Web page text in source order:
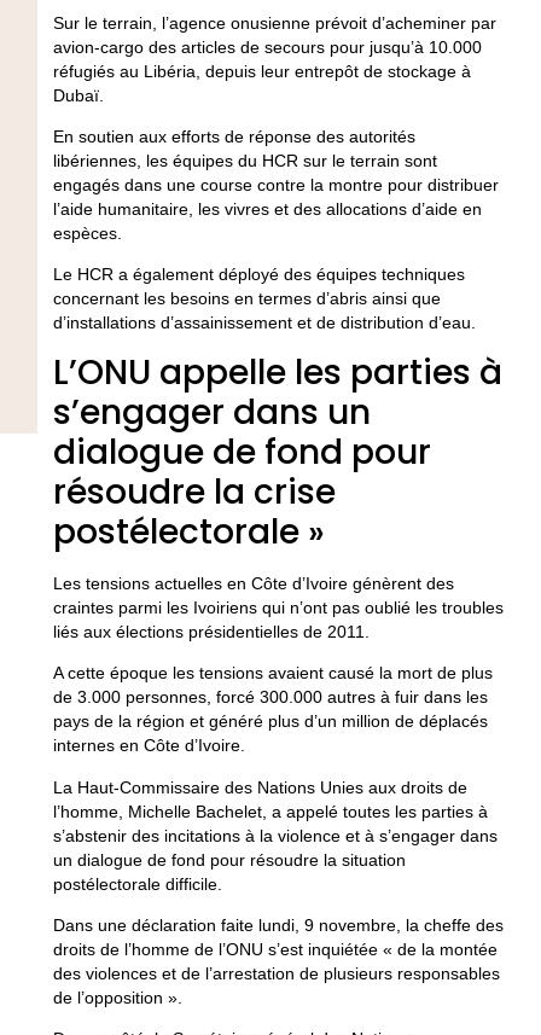
Sur le terrain, l’agence onusienne prévoit d’acheminer par
avion-cargo des articles de secours pour jusqu’à 10.000
réfugiés au Libéria, depuis leur entrepôt de stockage à
Dubaï.
En soutien aux efforts de réponse des autorités
libériennes, les équipes du HCR sur le terrain sont
engagés dans une course contre la montre pour distribuer
l’aide humanitaire, les vivres et des allocations d’aide en
espèces.
Le HCR a également déployé des équipes techniques
concernant les besoins en termes d’abris ainsi que
d’installations d’assainissement et de distribution d’eau.
L’ONU appelle les parties à
s’engager dans un
dialogue de fond pour
résoudre la crise
postélectorale »
Les tensions actuelles en Côte d’Ivoire génèrent des
craintes parmi les Ivoiriens qui n’ont pas oublié les troubles
liés aux élections présidentielles de 2011.
A cette époque les tensions avaient causé la mort de plus
de 3.000 personnes, forcé 300.000 autres à fuir dans les
pays de la région et généré plus d’un million de déplacés
internes en Côte d’Ivoire.
La Haut-Commissaire des Nations Unies aux droits de
l’homme, Michelle Bachelet, a appelé toutes les parties à
s’abstenir des incitations à la violence et à s’engager dans
un dialogue de fond pour résoudre la situation
postélectorale difficile.
Dans une déclaration faite lundi, 9 novembre, la cheffe des
droits de l’homme de l’ONU s’est inquiétée « de la montée
des violences et de l’arrestation de plusieurs responsables
de l’opposition ».